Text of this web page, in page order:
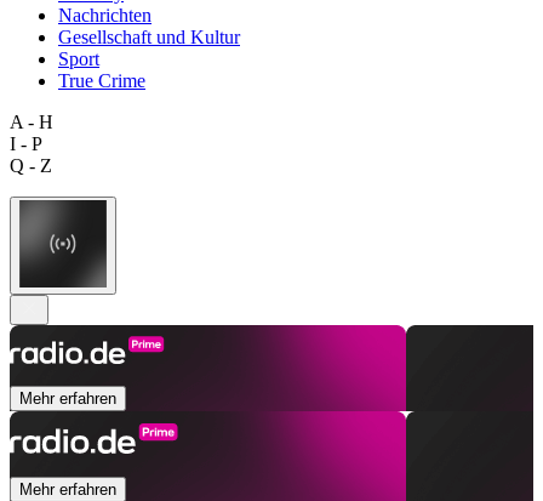
Nachrichten
Gesellschaft und Kultur
Sport
True Crime
A - H
I - P
Q - Z
Mehr erfahren
Mehr erfahren